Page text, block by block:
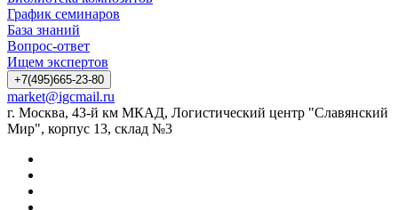
График семинаров
База знаний
Вопрос-ответ
Ищем экспертов
+7(495)665-23-80
market@igcmail.ru
г. Москва, 43-й км МКАД, Логистический центр "Славянский
Мир", корпус 13, склад №3